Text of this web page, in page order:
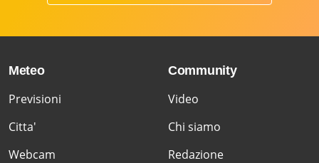
Meteo
Previsioni
Citta'
Webcam
Community
Video
Chi siamo
Redazione